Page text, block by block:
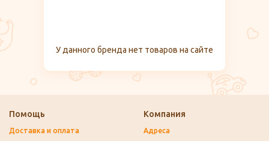
У данного бренда нет товаров на сайте
Помощь
Доставка и оплата
Компания
Адреса